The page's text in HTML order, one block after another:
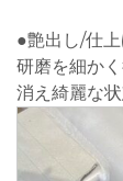
●艶出し/仕
研磨を細か
消え綺麗な状